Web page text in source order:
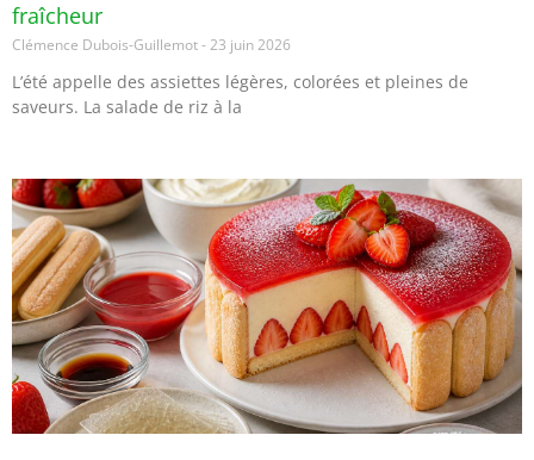
fraîcheur
Clémence Dubois-Guillemot 23 juin 2026
L’été appelle des assiettes légères, colorées et pleines de
saveurs. La salade de riz à la